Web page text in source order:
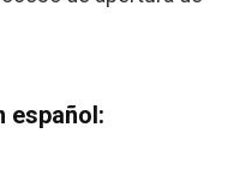
español: